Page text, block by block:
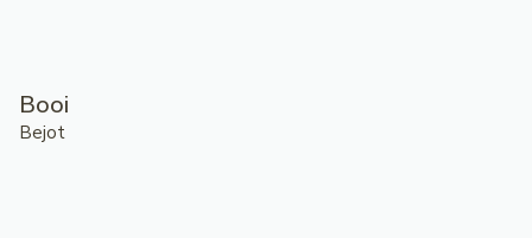
Booi
Bejot